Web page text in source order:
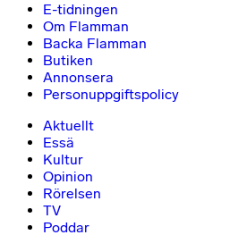
E-tidningen
Om Flamman
Backa Flamman
Butiken
Annonsera
Personuppgiftspolicy
Aktuellt
Essä
Kultur
Opinion
Rörelsen
TV
Poddar